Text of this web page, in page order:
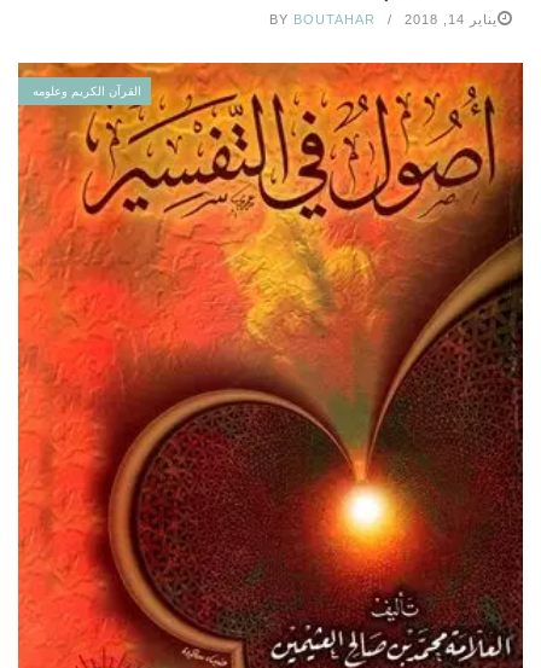
يناير 14, 2018 BY BOUTAHAR
القرآن الكريم وعلومه